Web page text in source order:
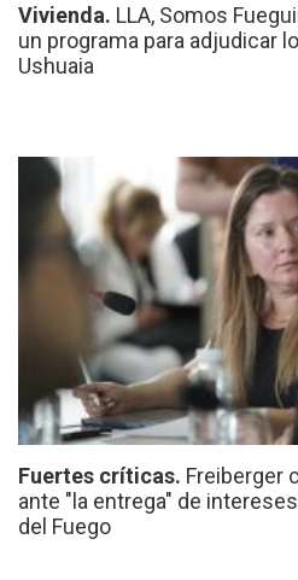
Vivienda. LLA, Somos
un programa para adjudicar
Ushuaia
Fuertes críticas. Freiberger
ante "la entrega" de
del Fuego